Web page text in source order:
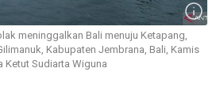
meninggalkan Bali menuju Ketapang,
Kabupaten Jembrana, Bali, Kamis
Ketut Sudiarta Wiguna